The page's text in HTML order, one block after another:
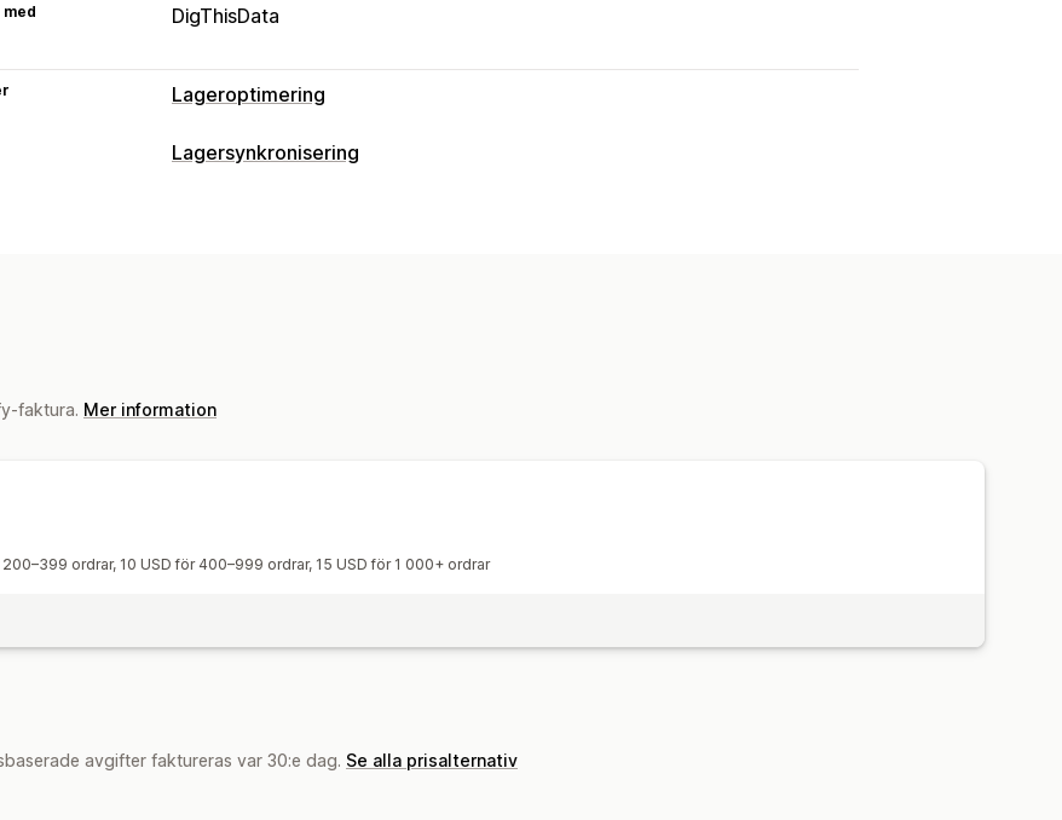
DigThisData
Lageroptimering
Lagersynkronisering
faktura. Mer information
ordrar, 10 USD för 400–999 ordrar, 15 USD för 1 000+ ordrar
avgifter faktureras var 30:e dag. Se alla prisalternativ